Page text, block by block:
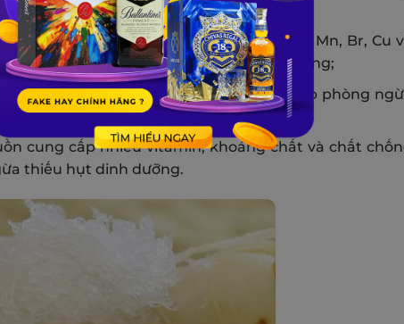
sinh sản;
cho hệ thần kinh và trí nhớ như Fe, Ca, Mn, Br, Cu
não bộ, cải thiện trầm cảm và căng thẳng;
các tế bào miễn dịch trong cơ thể, giúp phòng
thư;
cung cấp nhiều vitamin, khoáng chất và chất
thiếu hụt dinh dưỡng.